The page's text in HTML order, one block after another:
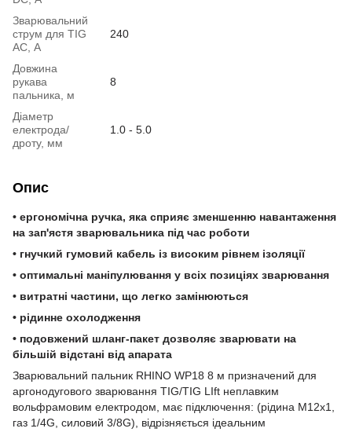
Зварювальний
струм для TIG
AC, А
240
Довжина
рукава
пальника, м
8
Діаметр
електрода/
дроту, мм
1.0 - 5.0
Опис
• ергономічна ручка, яка сприяє зменшенню навантаження
на зап'ястя зварювальника під час роботи
• гнучкий гумовий кабель із високим рівнем ізоляції
• оптимальні маніпулювання у всіх позиціях зварювання
• витратні частини, що легко замінюються
• рідинне охолодження
• подовжений шланг-пакет дозволяє зварювати на
більшій відстані від апарата
Зварювальний пальник RHINO WP18 8 м призначений для
аргонодугового зварювання TIG/TIG LIft неплавким
вольфрамовим електродом, має підключення: (рідина M12x1,
газ 1/4G, силовий 3/8G), відрізняється ідеальним